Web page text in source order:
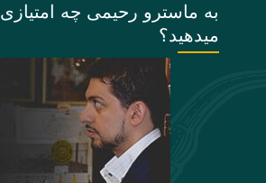
به ماسترو رحیمی چه امتیازی
میدهید؟